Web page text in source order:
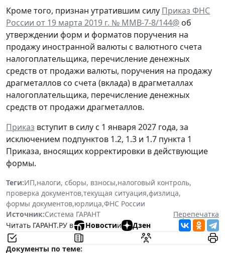
Кроме того, признан утратившим силу Приказ ФНС
России от 19 марта 2019 г. № ММВ-7-8/144@ об
утверждении форм и форматов поручения на
продажу иностранной валюты с валютного счета
налогоплательщика, перечисление денежных
средств от продажи валюты, поручения на продажу
драгметаллов со счета (вклада) в драгметаллах
налогоплательщика, перечисление денежных
средств от продажи драгметаллов.
Приказ вступит в силу с 1 января 2027 года, за
исключением подпунктов 1.2, 1.3 и 1.7 пункта 1
Приказа, вносящих корректировки в действующие
формы.
Теги:ИП,налоги, сборы, взносы,налоговый контроль,
проверка документов,текущая ситуация,физлица,
формы документов,юрлица,ФНС России
Источник:Система ГАРАНТ
Перепечатка
Читать ГАРАНТ.РУ в
Новостии Дзен
Документы по теме: